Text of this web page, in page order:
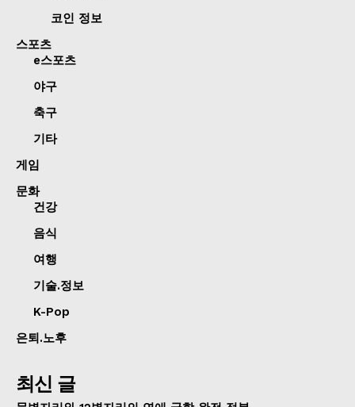
코인 정보
스포츠
e스포츠
야구
축구
기타
게임
문화
건강
음식
여행
기술.정보
K-Pop
은퇴.노후
최신 글